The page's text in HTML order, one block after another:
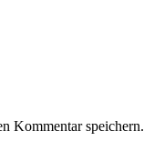
Kommentar speichern.